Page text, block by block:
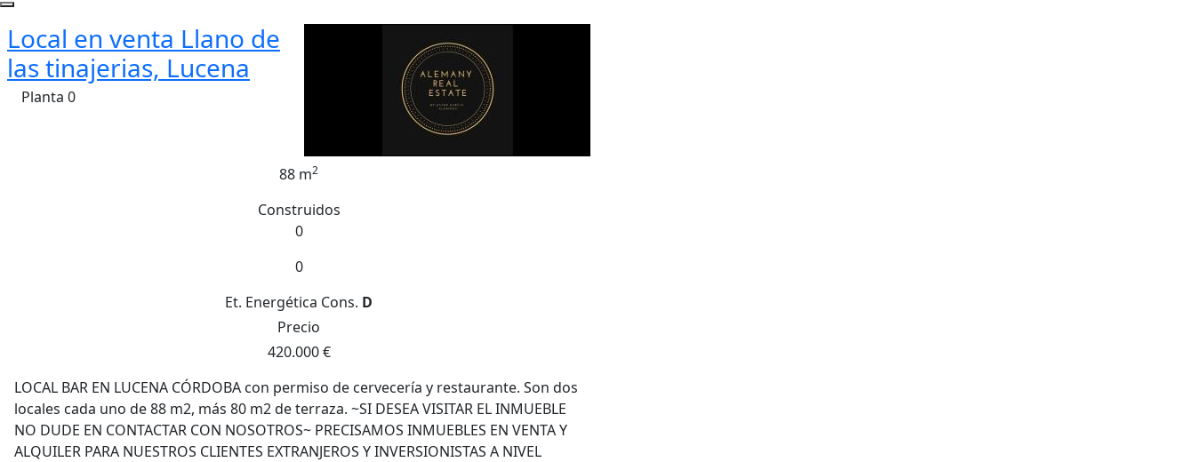
Local en venta Llano de
las tinajerias, Lucena
Planta 0
88 m2
Construidos
0
0
Et. Energética Cons. D
Precio
420.000 €
LOCAL BAR EN LUCENA CÓRDOBA con permiso de cervecería y restaurante. Son dos
locales cada uno de 88 m2, más 80 m2 de terraza. ~SI DESEA VISITAR EL INMUEBLE
NO DUDE EN CONTACTAR CON NOSOTROS~ PRECISAMOS INMUEBLES EN VENTA Y
ALQUILER PARA NUESTROS CLIENTES EXTRANJEROS Y INVERSIONISTAS A NIVEL